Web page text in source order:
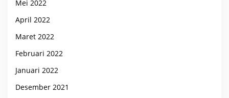
Mei 2022
April 2022
Maret 2022
Februari 2022
Januari 2022
Desember 2021